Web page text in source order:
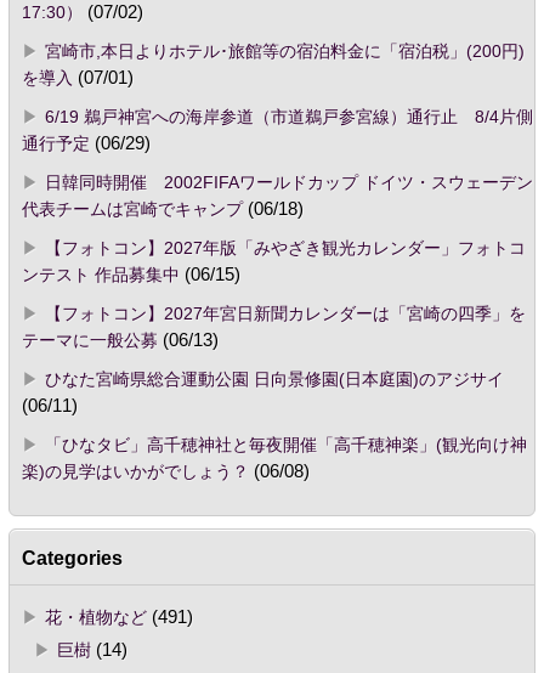
17:30）
(07/02)
宮崎市,本日よりホテル･旅館等の宿泊料金に「宿泊税」(200円)
を導入 (07/01)
6/19 鵜戸神宮への海岸参道（市道鵜戸参宮線）通行止 8/4片側
通行予定 (06/29)
日韓同時開催 2002FIFAワールドカップ ドイツ・スウェーデン
代表チームは宮崎でキャンプ(06/18)
【フォトコン】2027年版「みやざき観光カレンダー」フォトコ
ンテスト 作品募集中 (06/15)
【フォトコン】2027年宮日新聞カレンダーは「宮崎の四季」を
テーマに一般公募 (06/13)
ひなた宮崎県総合運動公園 日向景修園(日本庭園)のアジサイ
(06/11)
「ひなタビ」高千穂神社と毎夜開催「高千穂神楽」(観光向け神
楽)の見学はいかがでしょう？ (06/08)
Categories
花・植物など(491)
巨樹(14)